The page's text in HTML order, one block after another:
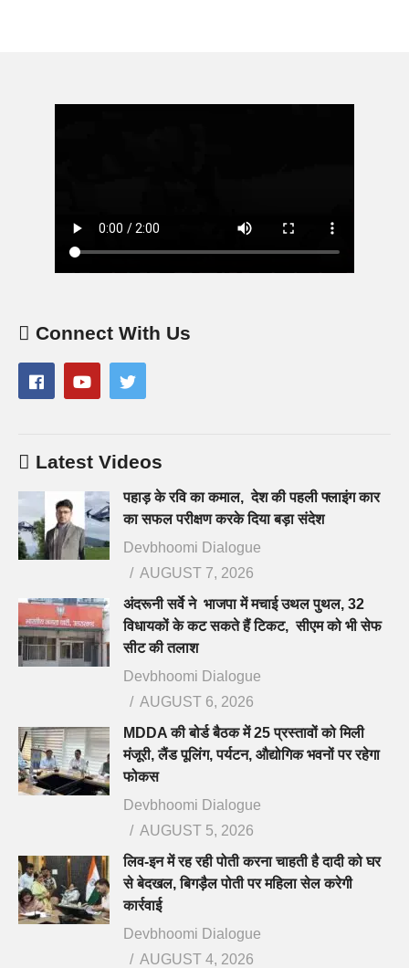
Connect With Us
Latest Videos
पहाड़ के रवि का कमाल, देश की पहली फ्लाइंग कार
का सफल परीक्षण करके दिया बड़ा संदेश
Devbhoomi Dialogue
AUGUST 7, 2026
अंदरूनी सर्वे ने भाजपा में मचाई उथल पुथल, 32
विधायकों के कट सकते हैं टिकट, सीएम को भी सेफ
सीट की तलाश
Devbhoomi Dialogue
AUGUST 6, 2026
MDDA की बोर्ड बैठक में 25 प्रस्तावों को मिली
मंजूरी, लैंड पूलिंग, पर्यटन, औद्योगिक भवनों पर रहेगा
फोकस
Devbhoomi Dialogue
AUGUST 5, 2026
लिव-इन में रह रही पोती करना चाहती है दादी को घर
से बेदखल, बिगड़ैल पोती पर महिला सेल करेगी
कार्रवाई
Devbhoomi Dialogue
AUGUST 4, 2026